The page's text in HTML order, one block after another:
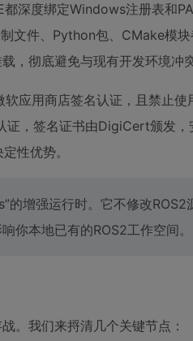
深度绑定Windows注册表和
文件、Python包、CMake模
，彻底避免与现有开发环境冲突
应用商店签名认证，且禁止
，签名证书由DigiCert颁发，
性优势。
增强运行时。它不修改ROS2
你本地已有的ROS2工作空间。
。我们来捋清几个关键节点：